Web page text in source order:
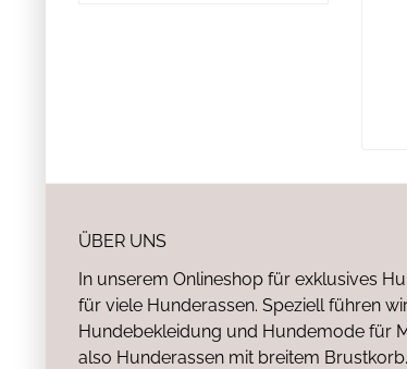
ÜBER UNS
In unserem Onlineshop für exklusives
für viele Hunderassen. Speziell führen
Hundebekleidung und Hundemode für
also Hunderassen mit breitem